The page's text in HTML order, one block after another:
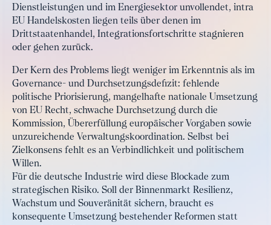
Dienstleistungen und im Energiesektor unvollendet, intra
EU Handelskosten liegen teils über denen im
Drittstaatenhandel, Integrationsfortschritte stagnieren
oder gehen zurück.
Der Kern des Problems liegt weniger im Erkenntnis als im
Governance- und Durchsetzungsdefizit: fehlende
politische Priorisierung, mangelhafte nationale Umsetzung
von EU Recht, schwache Durchsetzung durch die
Kommission, Übererfüllung europäischer Vorgaben sowie
unzureichende Verwaltungskoordination. Selbst bei
Zielkonsens fehlt es an Verbindlichkeit und politischem
Willen.
Für die deutsche Industrie wird diese Blockade zum
strategischen Risiko. Soll der Binnenmarkt Resilienz,
Wachstum und Souveränität sichern, braucht es
konsequente Umsetzung bestehender Reformen statt